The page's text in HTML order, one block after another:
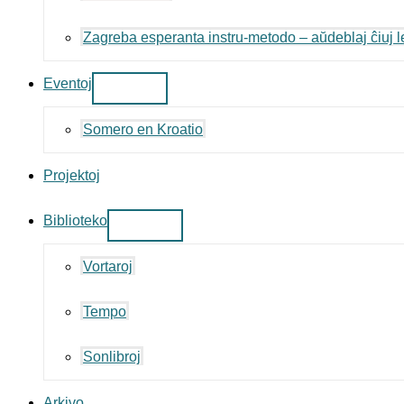
Zagreba esperanta instru-metodo – aŭdeblaj ĉiuj
Eventoj
Somero en Kroatio
Projektoj
Biblioteko
Vortaroj
Tempo
Sonlibroj